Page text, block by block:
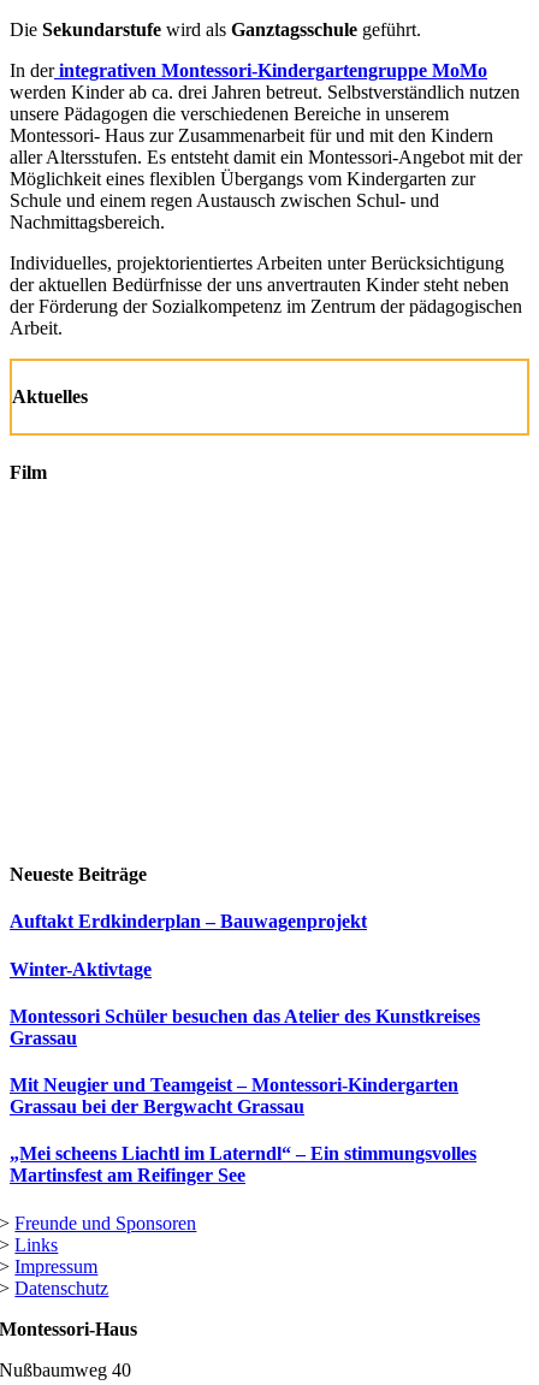
Die Sekundarstufe wird als Ganztagsschule geführt.
In derintegrativen Montessori-Kindergartengruppe MoMo
werden Kinder ab ca. drei Jahren betreut. Selbstverständlich nutzen
unsere Pädagogen die verschiedenen Bereiche in unserem
Montessori- Haus zur Zusammenarbeit für und mit den Kindern
aller Altersstufen. Es entsteht damit ein Montessori-Angebot mit der
Möglichkeit eines flexiblen Übergangs vom Kindergarten zur
Schule und einem regen Austausch zwischen Schul- und
Nachmittagsbereich.
Individuelles, projektorientiertes Arbeiten unter Berücksichtigung
der aktuellen Bedürfnisse der uns anvertrauten Kinder steht neben
der Förderung der Sozialkompetenz im Zentrum der pädagogischen
Arbeit.
Aktuelles
Film
Neueste Beiträge
Auftakt Erdkinderplan – Bauwagenprojekt
Winter-Aktivtage
Montessori Schüler besuchen das Atelier des Kunstkreises
Grassau
Mit Neugier und Teamgeist – Montessori-Kindergarten
Grassau bei der Bergwacht Grassau
„Mei scheens Liachtl im Laterndl“ – Ein stimmungsvolles
Martinsfest am Reifinger See
>Freunde und Sponsoren
>Links
>Impressum
>Datenschutz
Montessori-Haus
Nußbaumweg 40